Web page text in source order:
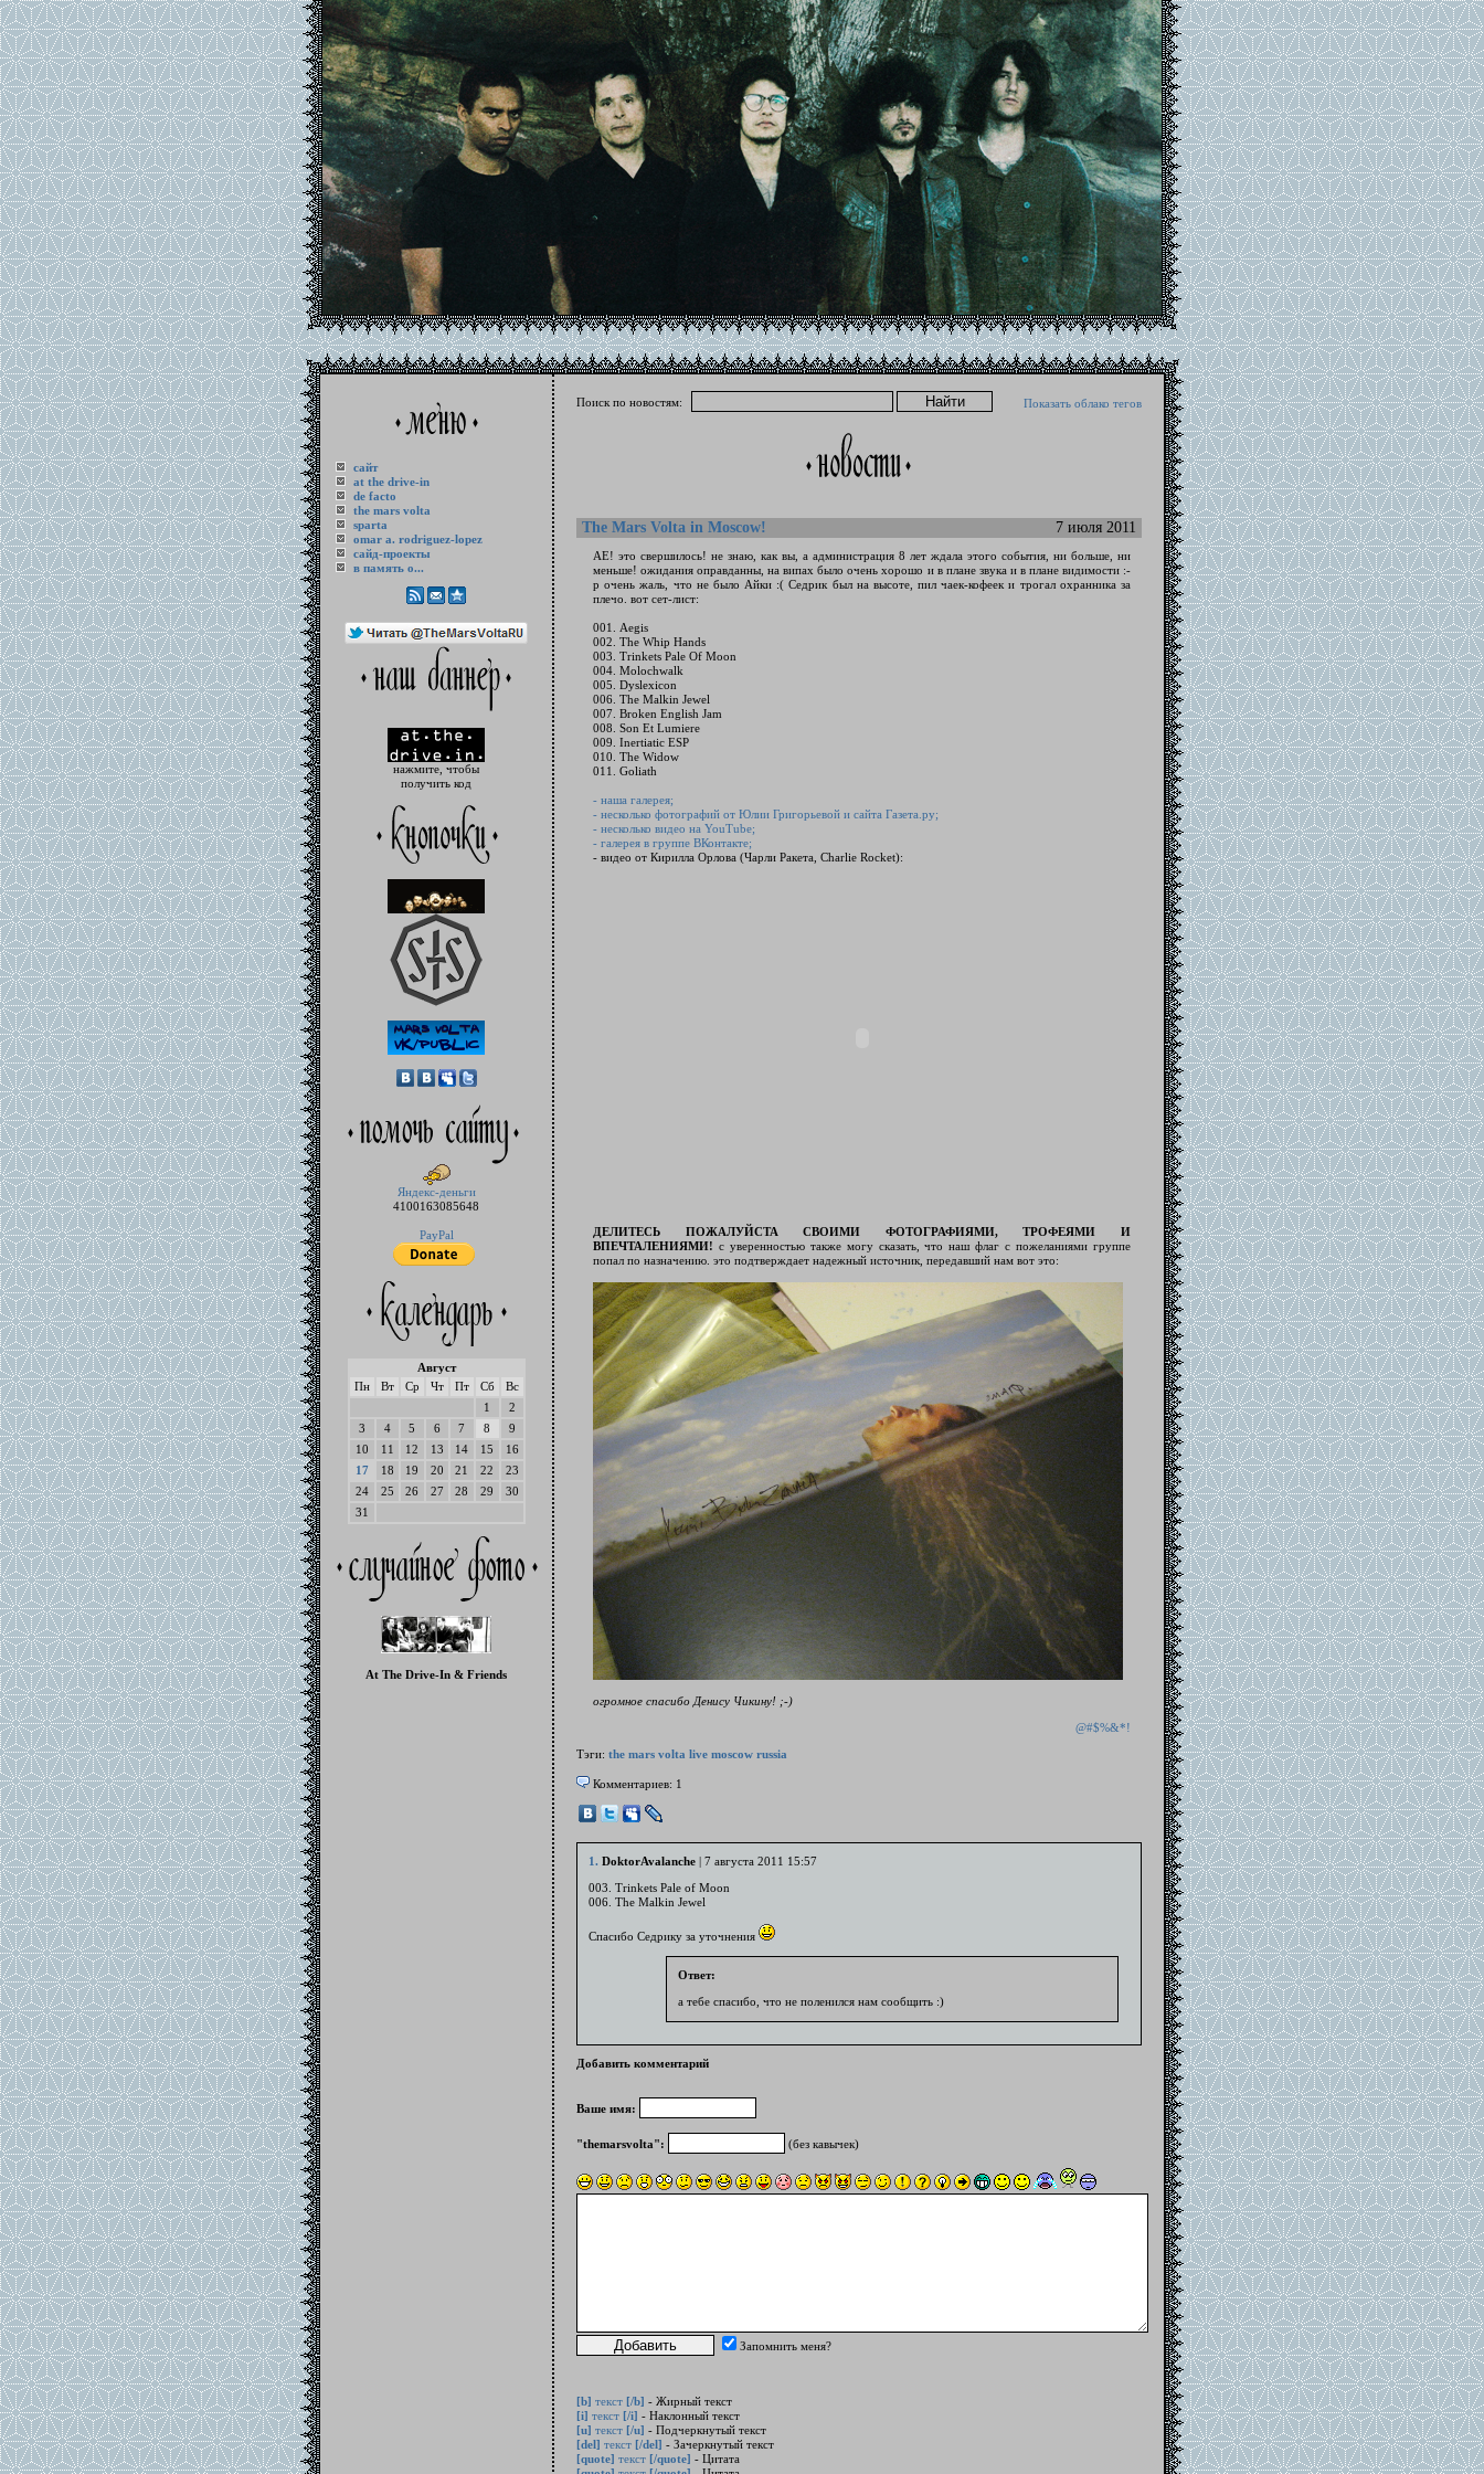
сайт
at the drive-in
de facto
the mars volta
sparta
omar a. rodriguez-lopez
cайд-проекты
в память о...
нажмите, чтобы
получить код
Яндекс-деньги
4100163085648
PayPal
Август
Пн
Вт Ср Чт Пт Сб
Вс
1
2
3
4 5 6 7 8
9
10
11 12 13 14 15
16
17
18 19 20 21 22
23
24
25 26 27 28 29
30
31
At The Drive-In & Friends
Поиск по новостям: Показать облако тегов
The Mars Volta in Moscow! 7 июля 2011
АЕ! это свершилось! не знаю, как вы, а администрация 8 лет ждала этого события, ни больше, ни
меньше! ожидания оправданны, на випах было очень хорошо и в плане звука и в плане видимости :-
р очень жаль, что не было Айки :( Седрик был на высоте, пил чаек-кофеек и трогал охранника за
плечо. вот сет-лист:
001. Aegis
002. The Whip Hands
003. Trinkets Pale Of Moon
004. Molochwalk
005. Dyslexicon
006. The Malkin Jewel
007. Broken English Jam
008. Son Et Lumiere
009. Inertiatic ESP
010. The Widow
011. Goliath
- наша галерея;
- несколько фотографий от Юлии Григорьевой и сайта Газета.ру;
- несколько видео на YouTube;
- галерея в группе ВКонтакте;
- видео от Кирилла Орлова (Чарли Ракета, Charlie Rocket):
ДЕЛИТЕСЬ ПОЖАЛУЙСТА СВОИМИ ФОТОГРАФИЯМИ, ТРОФЕЯМИ И
ВПЕЧТАЛЕНИЯМИ! с уверенностью также могу сказать, что наш флаг с пожеланиями группе
попал по назначению. это подтверждает надежный источник, передавший нам вот это:
огромное спасибо Денису Чикину! ;-)
@#$%&*!
Тэги: the mars volta live moscow russia
Комментариев: 1
1. DoktorAvalanche | 7 августа 2011 15:57
003. Trinkets Pale of Moon
006. The Malkin Jewel
Спасибо Седрику за уточнения
Ответ:
а тебе спасибо, что не поленился нам сообщить :)
Добавить комментарий
Ваше имя:
"themarsvolta": (без кавычек)
Запомнить меня?
[b] текст [/b] - Жирный текст
[i] текст [/i] - Наклонный текст
[u] текст [/u] - Подчеркнутый текст
[del] текст [/del] - Зачеркнутый текст
[quote] текст [/quote] - Цитата